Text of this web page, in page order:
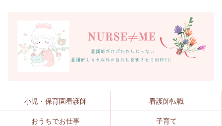
小児・保育園看護師 看護師転職
おうちでお仕事 子育て